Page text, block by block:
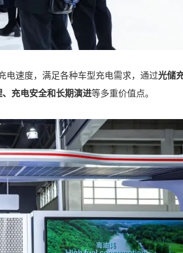
电速度，满足各种车型充电需求，通过光储
充电安全和长期演进等多重价值点。